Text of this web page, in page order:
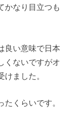
かなり目立つも
良い意味で日本
くないですがオ
ました。
くらいです。